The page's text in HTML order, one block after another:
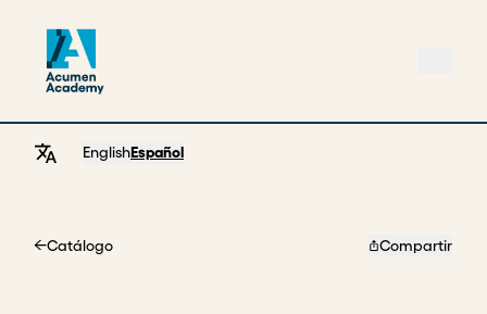
EnglishEspañol
Catálogo Compartir